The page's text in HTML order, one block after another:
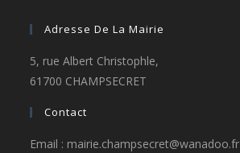
Adresse De La Mairie
5, rue Albert Christophle,
61700 CHAMPSECRET
Contact
Email : mairie.champsecret@wanadoo.fr